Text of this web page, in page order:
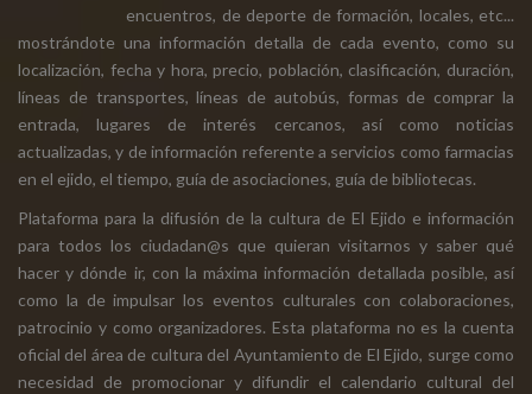
encuentros, de deporte de formación, locales, etc...
mostrándote una información detalla de cada evento, como su
localización, fecha y hora, precio, población, clasificación, duración,
líneas de transportes, líneas de autobús, formas de comprar la
entrada, lugares de interés cercanos, así como noticias
actualizadas, y de información referente a servicios como farmacias
en el ejido, el tiempo, guía de asociaciones, guía de bibliotecas.
Plataforma para la difusión de la cultura de El Ejido e información
para todos los ciudadan@s que quieran visitarnos y saber qué
hacer y dónde ir, con la máxima información detallada posible, así
como la de impulsar los eventos culturales con colaboraciones,
patrocinio y como organizadores. Esta plataforma no es la cuenta
oficial del área de cultura del Ayuntamiento de El Ejido, surge como
necesidad de promocionar y difundir el calendario cultural del